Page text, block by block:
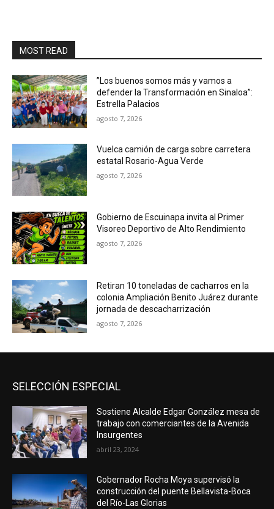
MOST READ
”Los buenos somos más y vamos a
defender la Transformación en Sinaloa”:
Estrella Palacios
agosto 7, 2026
Vuelca camión de carga sobre carretera
estatal Rosario-Agua Verde
agosto 7, 2026
Gobierno de Escuinapa invita al Primer
Visoreo Deportivo de Alto Rendimiento
agosto 7, 2026
Retiran 10 toneladas de cacharros en la
colonia Ampliación Benito Juárez durante
jornada de descacharrización
agosto 7, 2026
SELECCIÓN ESPECIAL
Sostiene Alcalde Edgar González mesa de
trabajo con comerciantes de la Avenida
Insurgentes
abril 23, 2024
Gobernador Rocha Moya supervisó la
construcción del puente Bellavista-Boca
del Río-Las Glorias